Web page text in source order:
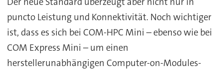
puncto Leistung und Konnektivität. Noch wichtiger
ist, dass es sich bei COM-HPC Mini – ebenso wie bei
COM Express Mini – um einen
herstellerunabhängigen Computer-on-Modules-